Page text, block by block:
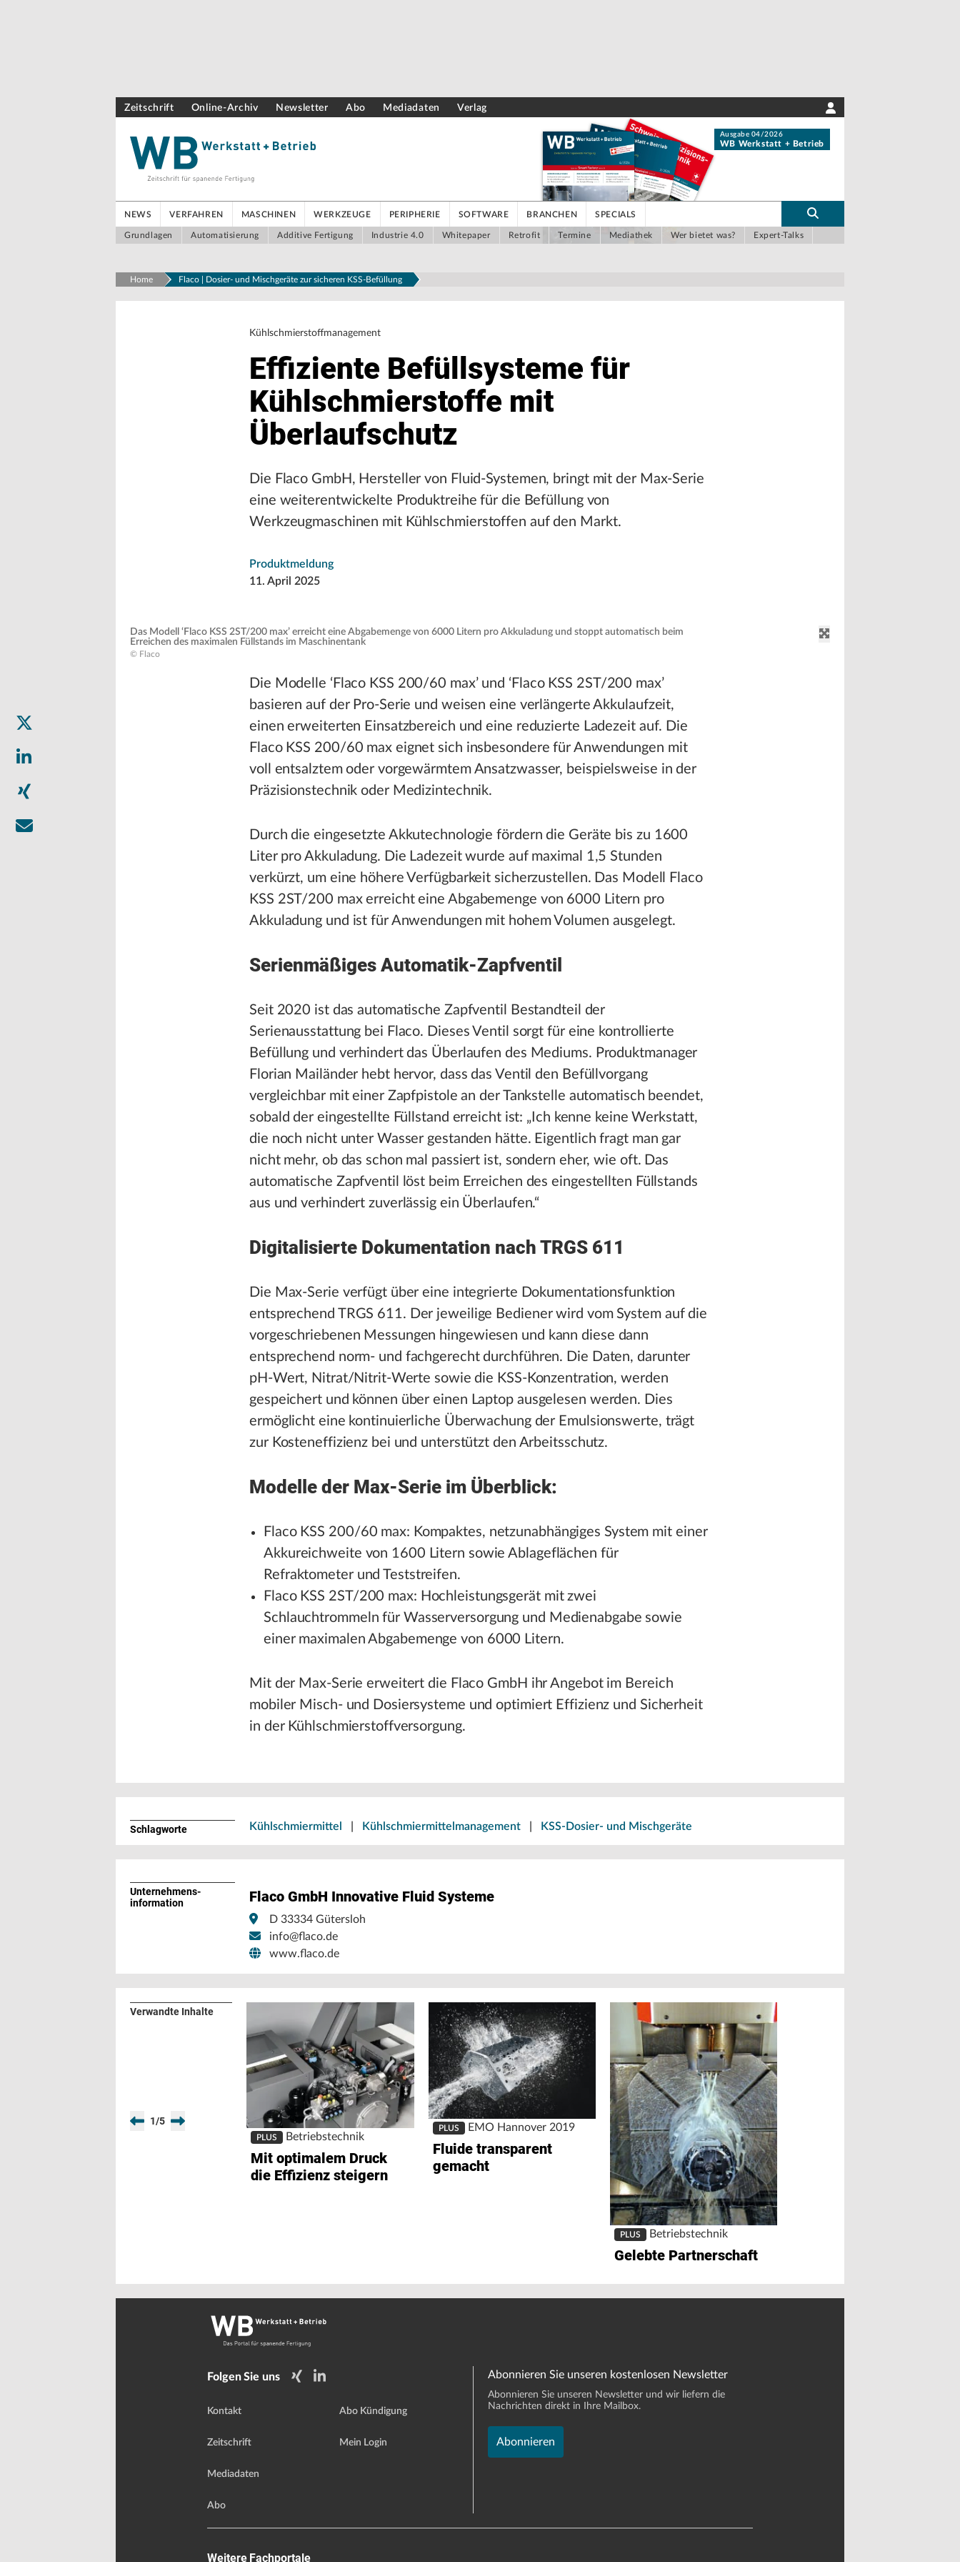
Zeitschrift Online-Archiv Newsletter Abo Mediadaten Verlag
Ausgabe 04/2026
WB Werkstatt + Betrieb
NEWS VERFAHREN MASCHINEN WERKZEUGE PERIPHERIE SOFTWARE BRANCHEN SPECIALS
Grundlagen Automatisierung Additive Fertigung Industrie 4.0 Whitepaper Retrofit Termine Mediathek Wer bietet was? Expert-Talks
Home Flaco | Dosier- und Mischgeräte zur sicheren KSS-Befüllung
Kühlschmierstoffmanagement
Effiziente Befüllsysteme für
Kühlschmierstoffe mit
Überlaufschutz
Die Flaco GmbH, Hersteller von Fluid-Systemen, bringt mit der Max-Serie
eine weiterentwickelte Produktreihe für die Befüllung von
Werkzeugmaschinen mit Kühlschmierstoffen auf den Markt.
Produktmeldung
11. April 2025
Das Modell ‘Flaco KSS 2ST/200 max’ erreicht eine Abgabemenge von 6000 Litern pro Akkuladung und stoppt automatisch beim
Erreichen des maximalen Füllstands im Maschinentank
© Flaco
Die Modelle ‘Flaco KSS 200/60 max’ und ‘Flaco KSS 2ST/200 max’
basieren auf der Pro-Serie und weisen eine verlängerte Akkulaufzeit,
einen erweiterten Einsatzbereich und eine reduzierte Ladezeit auf. Die
Flaco KSS 200/60 max eignet sich insbesondere für Anwendungen mit
voll entsalztem oder vorgewärmtem Ansatzwasser, beispielsweise in der
Präzisionstechnik oder Medizintechnik.
Durch die eingesetzte Akkutechnologie fördern die Geräte bis zu 1600
Liter pro Akkuladung. Die Ladezeit wurde auf maximal 1,5 Stunden
verkürzt, um eine höhere Verfügbarkeit sicherzustellen. Das Modell Flaco
KSS 2ST/200 max erreicht eine Abgabemenge von 6000 Litern pro
Akkuladung und ist für Anwendungen mit hohem Volumen ausgelegt.
Serienmäßiges Automatik-Zapfventil
Seit 2020 ist das automatische Zapfventil Bestandteil der
Serienausstattung bei Flaco. Dieses Ventil sorgt für eine kontrollierte
Befüllung und verhindert das Überlaufen des Mediums. Produktmanager
Florian Mailänder hebt hervor, dass das Ventil den Befüllvorgang
vergleichbar mit einer Zapfpistole an der Tankstelle automatisch beendet,
sobald der eingestellte Füllstand erreicht ist: „Ich kenne keine Werkstatt,
die noch nicht unter Wasser gestanden hätte. Eigentlich fragt man gar
nicht mehr, ob das schon mal passiert ist, sondern eher, wie oft. Das
automatische Zapfventil löst beim Erreichen des eingestellten Füllstands
aus und verhindert zuverlässig ein Überlaufen.“
Digitalisierte Dokumentation nach TRGS 611
Die Max-Serie verfügt über eine integrierte Dokumentationsfunktion
entsprechend TRGS 611. Der jeweilige Bediener wird vom System auf die
vorgeschriebenen Messungen hingewiesen und kann diese dann
entsprechend norm- und fachgerecht durchführen. Die Daten, darunter
pH-Wert, Nitrat/Nitrit-Werte sowie die KSS-Konzentration, werden
gespeichert und können über einen Laptop ausgelesen werden. Dies
ermöglicht eine kontinuierliche Überwachung der Emulsionswerte, trägt
zur Kosteneffizienz bei und unterstützt den Arbeitsschutz.
Modelle der Max-Serie im Überblick:
Flaco KSS 200/60 max: Kompaktes, netzunabhängiges System mit einer
Akkureichweite von 1600 Litern sowie Ablageflächen für
Refraktometer und Teststreifen.
Flaco KSS 2ST/200 max: Hochleistungsgerät mit zwei
Schlauchtrommeln für Wasserversorgung und Medienabgabe sowie
einer maximalen Abgabemenge von 6000 Litern.
Mit der Max-Serie erweitert die Flaco GmbH ihr Angebot im Bereich
mobiler Misch- und Dosiersysteme und optimiert Effizienz und Sicherheit
in der Kühlschmierstoffversorgung.
Schlagworte Kühlschmiermittel Kühlschmiermittelmanagement KSS-Dosier- und Mischgeräte
Unternehmens­
information
Flaco GmbH Innovative Fluid Systeme
D 33334 Gütersloh
info@flaco.de
www.flaco.de
Verwandte Inhalte
1/5
PLUS Betriebstechnik
Mit optimalem Druck
die Effizienz steigern
PLUS EMO Hannover 2019
Fluide transparent
gemacht
PLUS Betriebstechnik
Gelebte Partnerschaft
Folgen Sie uns
Kontakt
Zeitschrift
Mediadaten
Abo
Abo Kündigung
Mein Login
Abonnieren Sie unseren kostenlosen Newsletter
Abonnieren Sie unseren Newsletter und wir liefern die
Nachrichten direkt in Ihre Mailbox.
Abonnieren
Weitere Fachportale